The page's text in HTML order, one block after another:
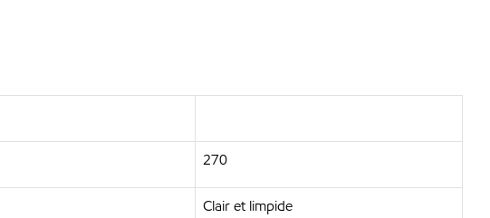
270
Clair et limpide